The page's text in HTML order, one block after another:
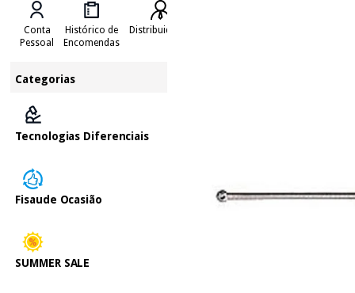
Conta
Pessoal
Histórico de
Encomendas
Distribuidores
Categorias
Tecnologias Diferenciais
Fisaude Ocasião
SUMMER SALE